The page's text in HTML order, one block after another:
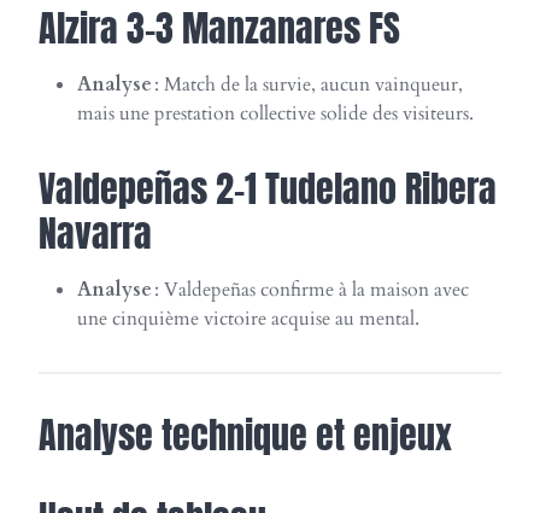
Alzira 3-3 Manzanares FS
Analyse: Match de la survie, aucun vainqueur,
mais une prestation collective solide des visiteurs.
Valdepeñas 2-1 Tudelano Ribera
Navarra
Analyse: Valdepeñas confirme à la maison avec
une cinquième victoire acquise au mental.
Analyse technique et enjeux